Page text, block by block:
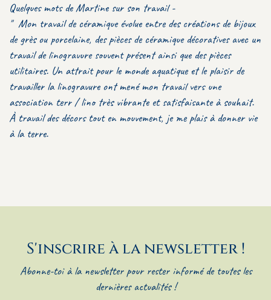
Quelques mots de Martine sur son travail -
" Mon travail de céramique évolue entre des créations de bijoux
de grès ou porcelaine, des pièces de céramique décoratives avec un
travail de linogravure souvent présent ainsi que des pièces
utilitaires. Un attrait pour le monde aquatique et le plaisir de
travailler la linogravure ont mené mon travail vers une
association terr / lino très vibrante et satisfaisante à souhait.
À travail des décors tout en mouvement, je me plais à donner vie
à la terre.
S'inscrire à la newsletter !
Abonne-toi à la newsletter pour rester informé de toutes les
dernières actualités !